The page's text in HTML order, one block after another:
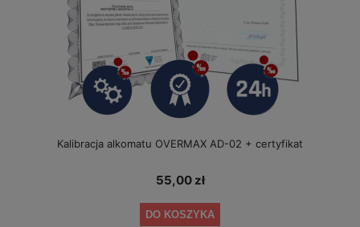
Kalibracja alkomatu OVERMAX AD-02 + certyfikat
55,00 zł
DO KOSZYKA